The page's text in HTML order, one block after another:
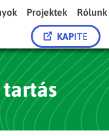
Projektek Rólunk
KAPITE
tartás